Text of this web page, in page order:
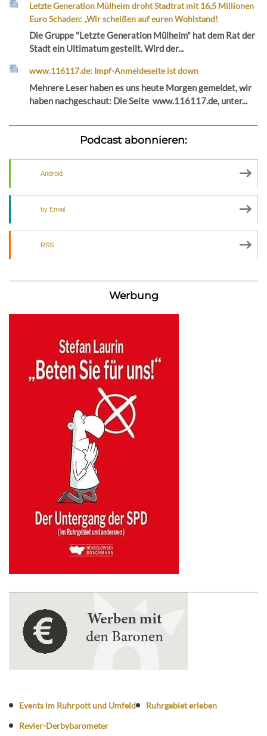
Letzte Generation Mülheim droht Stadtrat mit 16,5 Millionen
Euro Schaden: „Wir scheißen auf euren Wohlstand!
Die Gruppe "Letzte Generation Mülheim" hat dem Rat der
Stadt ein Ultimatum gestellt. Wird der...
www.116117.de: Impf-Anmeldeseite ist down
Mehrere Leser haben es uns heute Morgen gemeldet, wir
haben nachgeschaut: Die Seite www.116117.de, unter...
Podcast abonnieren:
Android
by Email
RSS
Werbung
Events im Ruhrpott und Umfeld
Ruhrgebiet erleben
Revier-Derbybarometer